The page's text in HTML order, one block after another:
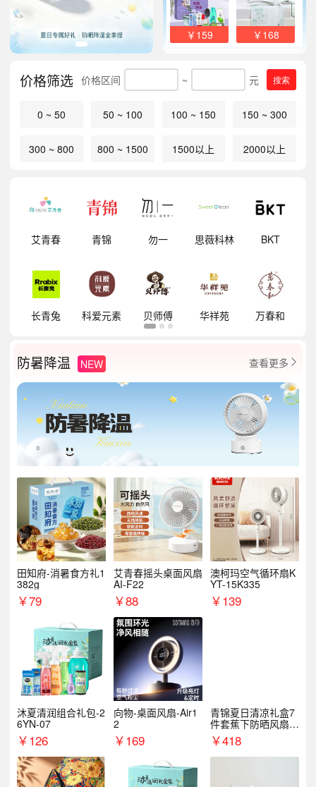
￥159 ￥168
价格筛选 价格区间 ~ 元 搜索
0 ~ 50 50 ~ 100 100 ~ 150 150 ~ 300
300 ~ 800 800 ~ 1500 1500以上 2000以上
艾青春 青锦 勿一 思薇科林 BKT
长青兔 科爱元素 贝师傅 华祥苑 万春和
防暑降温 NEW 查看更多 
田知府-消暑食方礼1
382g
￥79
艾青春摇头桌面风扇
AI-F22
￥88
澳柯玛空气循环扇K
YT-15K335
￥139
沐夏清润组合礼包-2
6YN-07
￥126
向物-桌面风扇-Air1
2
￥169
青锦夏日清凉礼盒7
件套蕉下防晒风扇员
工福利端午伴手礼企
业定制
￥418